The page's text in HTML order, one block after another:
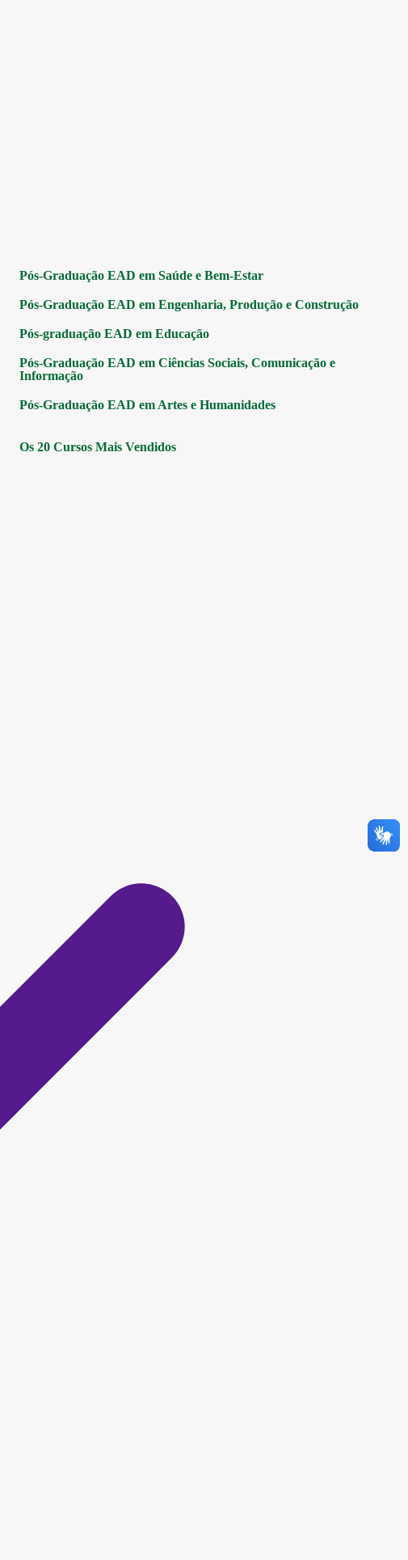
Pós-Graduação EAD em Saúde e Bem-Estar
Pós-Graduação EAD em Engenharia, Produção e Construção
Pós-graduação EAD em Educação
Pós-Graduação EAD em Ciências Sociais, Comunicação e
Informação
Pós-Graduação EAD em Artes e Humanidades
Os 20 Cursos Mais Vendidos